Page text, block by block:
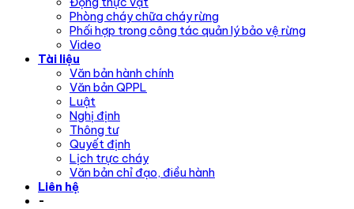
Phòng cháy chữa cháy rừng
Phối hợp trong công tác quản lý bảo vệ rừng
Video
Tài liệu
Văn bản hành chính
Văn bản QPPL
Luật
Nghị định
Thông tư
Quyết định
Lịch trực cháy
Văn bản chỉ đạo, điều hành
Liên hệ
-